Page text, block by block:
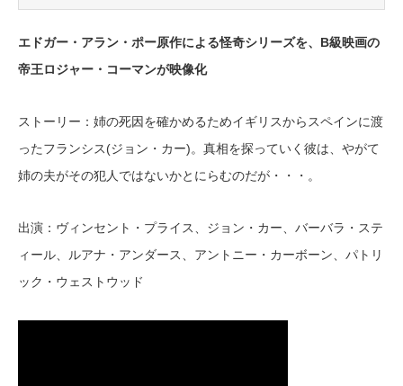
エドガー・アラン・ポー原作による怪奇シリーズを、B級映画の
帝王ロジャー・コーマンが映像化
ストーリー：姉の死因を確かめるためイギリスからスペインに渡
ったフランシス(ジョン・カー)。真相を探っていく彼は、やがて
姉の夫がその犯人ではないかとにらむのだが・・・。
出演：ヴィンセント・プライス、ジョン・カー、バーバラ・ステ
ィール、ルアナ・アンダース、アントニー・カーボーン、パトリ
ック・ウェストウッド